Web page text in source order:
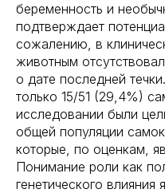
беременность и
подтверждает
сожалению, в
животным
о дате последней
только 15/51 (29,4%)
исследовании были
общей популяции
которые, по оценкам,
Понимание роли как
генетического